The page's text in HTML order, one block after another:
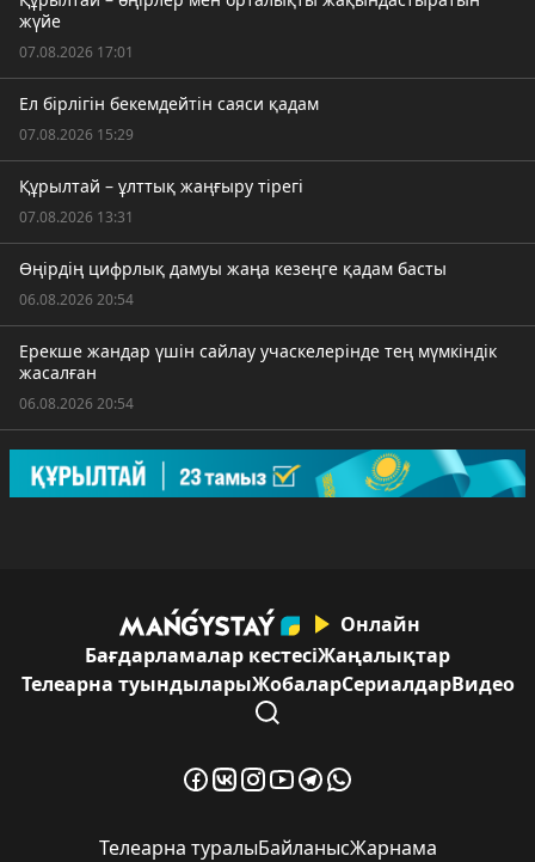
жүйе
07.08.2026 17:01
Ел бірлігін бекемдейтін саяси қадам
07.08.2026 15:29
Құрылтай – ұлттық жаңғыру тірегі
07.08.2026 13:31
Өңірдің цифрлық дамуы жаңа кезеңге қадам басты
06.08.2026 20:54
Ерекше жандар үшін сайлау учаскелерінде тең мүмкіндік
жасалған
06.08.2026 20:54
Онлайн
Бағдарламалар кестесіЖаңалықтар
Телеарна туындыларыЖобаларСериалдарВидео
Телеарна туралыБайланысЖарнама